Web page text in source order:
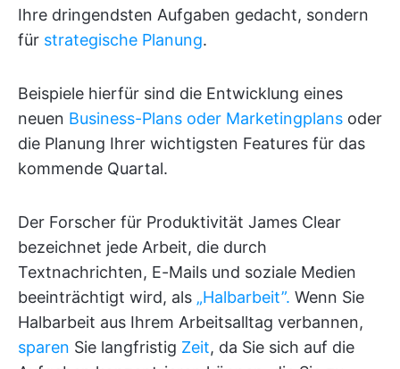
Ihre dringendsten Aufgaben gedacht, sondern
für strategische Planung.
Beispiele hierfür sind die Entwicklung eines
neuen Business-Plans oder Marketingplans oder
die Planung Ihrer wichtigsten Features für das
kommende Quartal.
Der Forscher für Produktivität James Clear
bezeichnet jede Arbeit, die durch
Textnachrichten, E-Mails und soziale Medien
beeinträchtigt wird, als „Halbarbeit”. Wenn Sie
Halbarbeit aus Ihrem Arbeitsalltag verbannen,
sparen Sie langfristig Zeit, da Sie sich auf die